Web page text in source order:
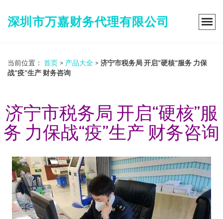
深圳市万嘉财务代理有限公司
当前位置： 首页 > 产品大全 > 济宁市税务局 开启“硬核”服务 力保
战“疫”生产 财务咨询
济宁市税务局 开启“硬核”服
务 力保战“疫”生产 财务咨询